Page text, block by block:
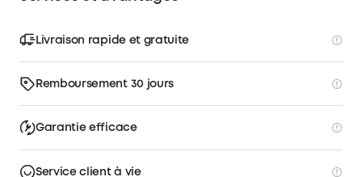
Livraison rapide et gratuite
Remboursement 30 jours
Garantie efficace
Service client à vie